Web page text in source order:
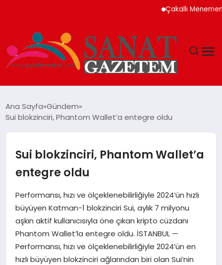
Çakallı Menemeni
SIYASET
SPOR
YAŞAM
EKONOMI
SAĞLIK
Ana Sayfa Gündem
Sui blokzinciri, Phantom Wallet’a entegre oldu
Sui blokzinciri, Phantom Wallet’a
entegre oldu
Performansı, hızı ve ölçeklenebilirliğiyle 2024’ün hızlı
büyüyen Katman-1 blokzinciri Sui, aylık 7 milyonu
aşkın aktif kullanıcısıyla öne çıkan kripto cüzdanı
Phantom Wallet’la entegre oldu. İSTANBUL —
Performansı, hızı ve ölçeklenebilirliğiyle 2024’ün en
hızlı büyüyen blokzinciri ağlarından biri olan Sui’nin